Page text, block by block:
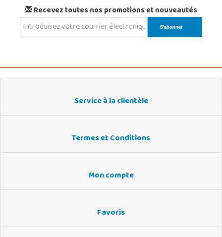
Recevez toutes nos promotions et nouveautés
Service à la clientèle
Termes et Conditions
Mon compte
Favoris